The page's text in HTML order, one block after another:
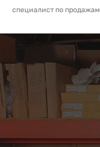
специалист по продажам